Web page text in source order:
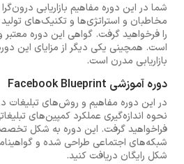
شما در این دوره مفاهیم بازاریابی
مخاطبان و استراتژی‌ها و تکنیک‌های
را فرخواهید گرفت. گواهی این دوره
است. همچینی یکی دیگر از مزایای این
بازاریابی مدرن است.
دوره آموزشی Facebook Blueprint
در این دوره مفاهیم و روش‌های تبلیغات
نحوه اندازه‌گیری عملکرد کمپین‌های
فراخواهید گرفت. این دوره به شکل
شبکه‌های اجتماعی طراحی شده و
شکل رایگان دریافت کنید.